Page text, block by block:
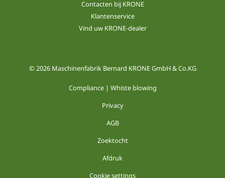
Contacten bij KRONE
Klantenservice
Vind uw KRONE-dealer
© 2026 Maschinenfabrik Bernard KRONE GmbH & Co.KG
Compliance | Whiste blowing
Privacy
AGB
Zoektocht
Afdruk
Cookie settings